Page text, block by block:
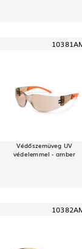
Védőszemüveg UV
védelemmel - amber